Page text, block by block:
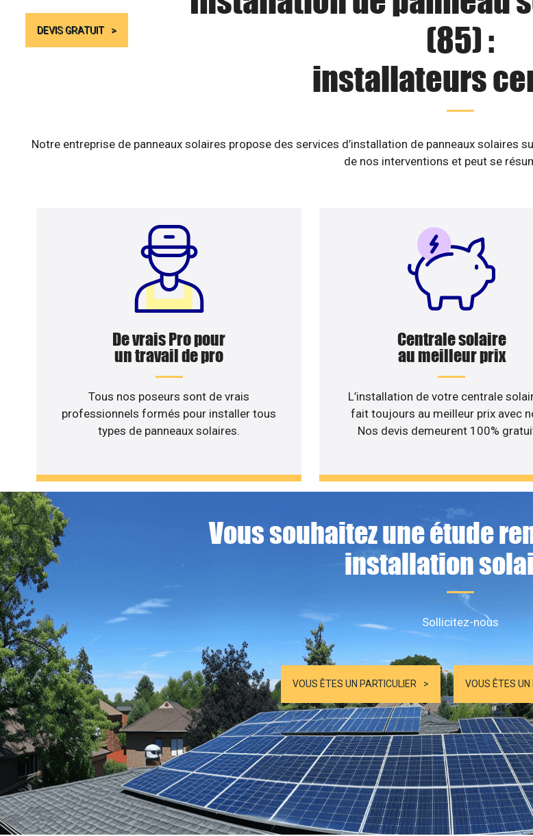
DEVIS GRATUIT
(85) :
installateurs
Notre entreprise de panneaux solaires propose des services d’installation de panneaux
de nos interventions et peut se
De vrais Pro pour
un travail de pro
Tous nos poseurs sont de vrais
professionnels formés pour installer tous
types de panneaux solaires.
Centrale solaire
au meilleur prix
L’installation de votre centrale
fait toujours au meilleur prix avec
Nos devis demeurent 100%
Vous souhaitez une étude
installation
Sollicitez-nous
VOUS ÊTES UN PARTICULIER VOUS ÊTES UN